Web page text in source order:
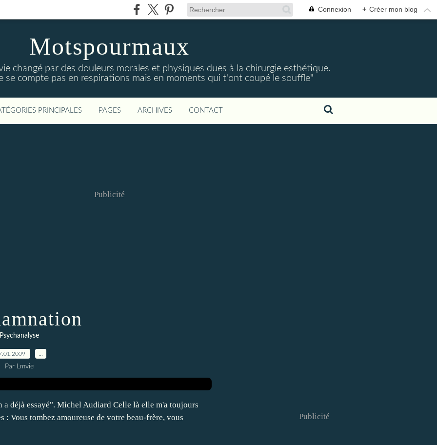
Connexion + Créer mon blog
Motspourmaux
changé par des douleurs morales et physiques dues à la chirurgie esthétique.
se compte pas en respirations mais en moments qui t'ont coupé le souffle"
PRINCIPALES PAGES ARCHIVES CONTACT
Publicité
Par Lmvie
a déjà essayé". Michel Audiard Celle là elle m'a toujours
Vous tombez amoureuse de votre beau-frère, vous
Publicité